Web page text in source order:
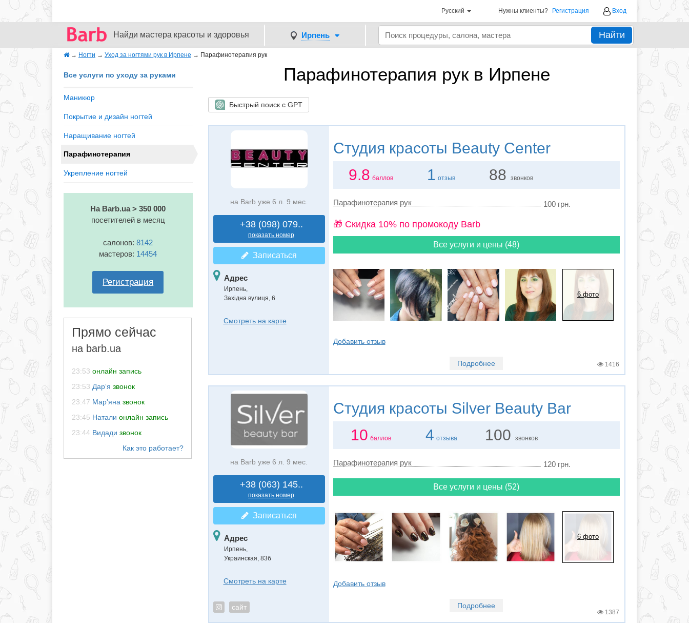
Русский Нужны клиенты? Регистрация Вход
Найди мастера красоты и здоровья Ирпень Найти
→ Ногти → Уход за ногтями рук в Ирпене → Парафинотерапия рук
Парафинотерапия рук в Ирпене
Быстрый поиск с GPT
Все услуги по уходу за руками
Маникюр
Покрытие и дизайн ногтей
Наращивание ногтей
Парафинотерапия
Укрепление ногтей
На Barb.ua > 350 000
посетителей в месяц
салонов:8142
мастеров: 14454
Регистрация
Прямо сейчас
на barb.ua
23:53 онлайн запись
23:53 Дар‘я звонок
23:47 Мар'яна звонок
23:45 Натали онлайн запись
23:44 Видади звонок
на Barb уже 6 л. 9 мес.
+38 (098) 079..
показать номер
Записаться
Адрес
Ирпень,
Західна вулиця, 6
Смотреть на карте
Студия красоты Beauty Center
9.8 баллов 1 отзыв 88звонков
Парафинотерапия рук 100 грн.
🎁 Cкидка 10% по промокоду Barb
Все услуги и цены (48)
6 фото
Добавить отзыв
Подробнее 1416
на Barb уже 6 л. 9 мес.
+38 (063) 145..
показать номер
Записаться
Адрес
Ирпень,
Украинская, 83б
Смотреть на карте
сайт
Студия красоты Silver Beauty Bar
10 баллов 4 отзыва 100 звонков
Парафинотерапия рук 120 грн.
Все услуги и цены (52)
6 фото
Добавить отзыв
Подробнее
1387